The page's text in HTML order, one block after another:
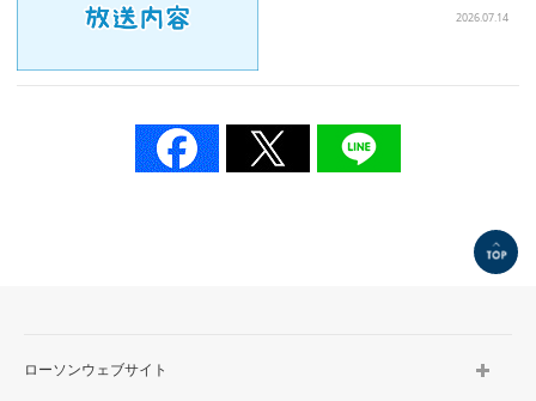
2026.07.14
ローソンウェブサイト